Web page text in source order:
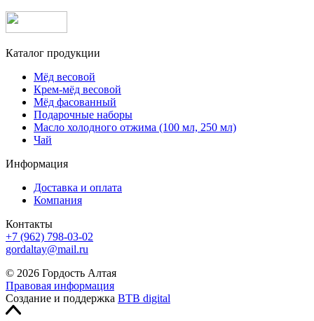
Каталог продукции
Мёд весовой
Крем-мёд весовой
Мёд фасованный
Подарочные наборы
Масло холодного отжима (100 мл, 250 мл)
Чай
Информация
Доставка и оплата
Компания
Контакты
+7 (962) 798-03-02
gordaltay@mail.ru
© 2026 Гордость Алтая
Правовая информация
Создание и поддержка BTB digital